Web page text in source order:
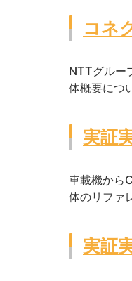
コネ
NTTグルー
体概要につ
実証
車載機から
体のリファ
実証